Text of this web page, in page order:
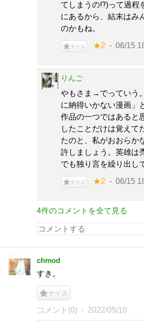
てしまうの⁉︎)って過程
にあるから、結末はみ
のかもね。
ナイス ★2 06/15
りんご
やもさま→でっていう
に納得いかない漫画」
作品の一つではあると
したことだけは覚えて
たのと、私がおおらか
許しましょう。英雄は
でも独り言を繰り出し
ナイス ★2 06/15
4件のコメントを全て見る
chmod
すき。
ナイス
コメント(0) 2022/05/10